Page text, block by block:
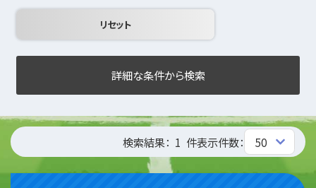
詳細な条件から検索
検索結果： 1 件表示件数：